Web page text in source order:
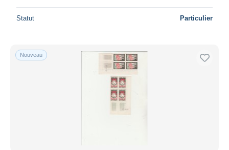
Statut Particulier
Nouveau